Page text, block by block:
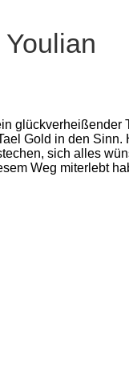
glückverheißender
Gold in den Sinn.
sich alles
Weg miterlebt